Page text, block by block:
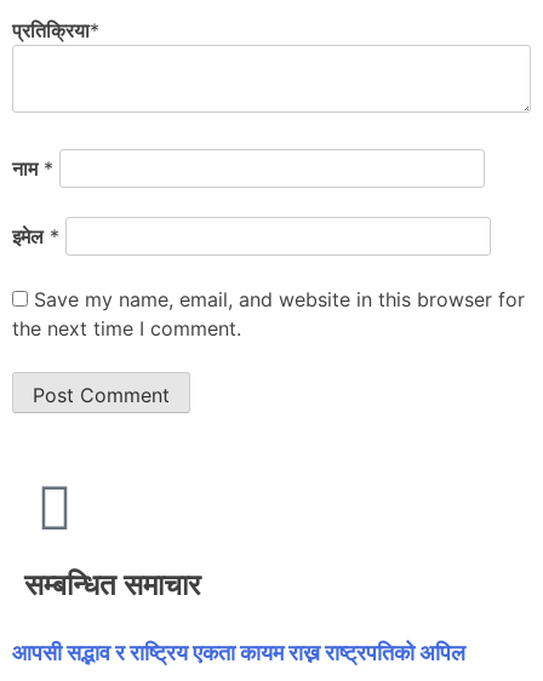
प्रतिक्रिया*
नाम *
इमेल *
Save my name, email, and website in this browser for
the next time I comment.
सम्बन्धित समाचार
आपसी सद्भाव र राष्ट्रिय एकता कायम राख्न राष्ट्रपतिको अपिल